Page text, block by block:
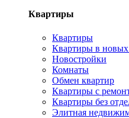
Квартиры
Квартиры
Квартиры в
Новостройки
Комнаты
Обмен квартир
Квартиры с
Квартиры без
Элитная